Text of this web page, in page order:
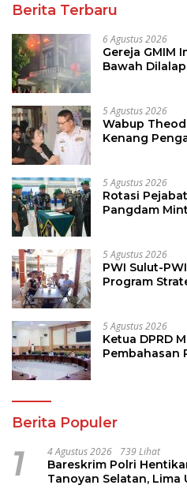
Berita Terbaru
6 Agustus 2026
Gereja GMIM
Bawah
5 Agustus 2026
Wabup
Kenang
5 Agustus 2026
Rotasi
Pangdam
5 Agustus 2026
PWI Sulut-
Program
5 Agustus 2026
Ketua DPRD
Pembahasan
Berita Populer
1 4 Agustus 2026 739 Lihat
Bareskrim Polri
Tanoyan Selatan,